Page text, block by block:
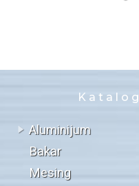
Aluminijum
Bakar
Mesing